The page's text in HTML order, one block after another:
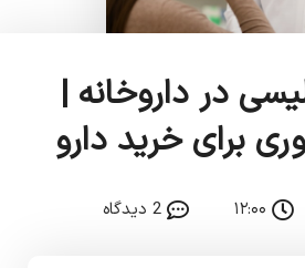
در داروخانه |
برای خرید دارو
۱۲:۰۰ 2 دیدگاه